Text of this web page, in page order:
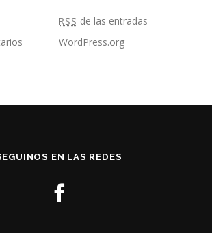
RSS de las entradas
WordPress.org
EN LAS REDES